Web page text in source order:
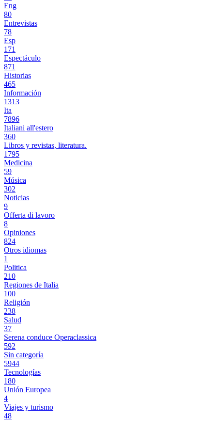
Eng
80
Entrevistas
78
Esp
171
Espectáculo
871
Historias
465
Información
1313
Ita
7896
Italiani all'estero
360
Libros y revistas, literatura.
1795
Medicina
59
Música
302
Noticias
9
Offerta di lavoro
8
Opiniones
824
Otros idiomas
1
Politica
210
Regiones de Italia
100
Religión
238
Salud
37
Serena conduce Operaclassica
592
Sin categoría
5944
Tecnologías
180
Unión Europea
4
Viajes y turismo
48